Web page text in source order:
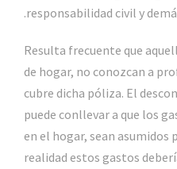
responsabilidad civil y
Resulta frecuente que
de hogar, no conozcan a
cubre dicha póliza. El
puede conllevar a que los
en el hogar, sean asumidos
realidad estos gastos